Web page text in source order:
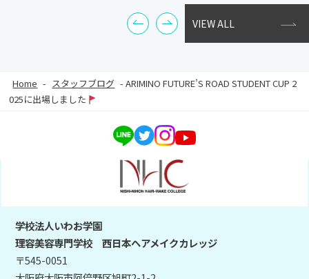
VIEW ALL
Home - スタッフブログ -ARIMINO FUTURE’S ROAD STUDENT CUP 2
025に出場しました
学校法人いわお学園
理容美容専門学校 西日本ヘアメイクカレッジ
〒545-0051